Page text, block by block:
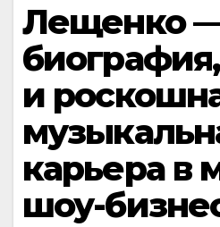
Лещенко
и
карьера в
шоу-